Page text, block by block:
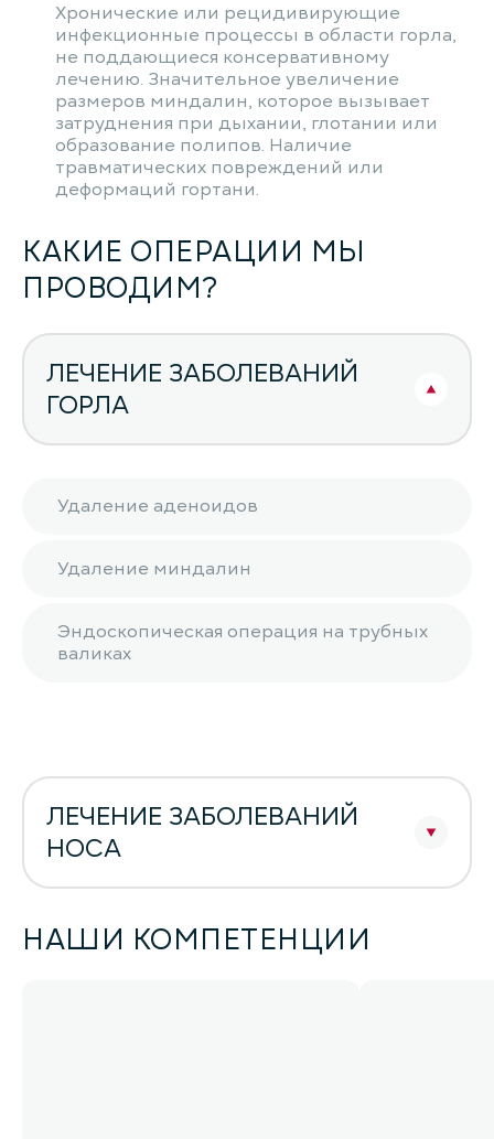
Хронические или рецидивирующие
инфекционные процессы в области горла,
не поддающиеся консервативному
лечению. Значительное увеличение
размеров миндалин, которое вызывает
затруднения при дыхании, глотании или
образование полипов. Наличие
травматических повреждений или
деформаций гортани.
КАКИЕ ОПЕРАЦИИ МЫ
ПРОВОДИМ?
ЛЕЧЕНИЕ ЗАБОЛЕВАНИЙ
ГОРЛА
Удаление аденоидов
Удаление миндалин
Эндоскопическая операция на трубных
валиках
ЛЕЧЕНИЕ ЗАБОЛЕВАНИЙ
НОСА
НАШИ КОМПЕТЕНЦИИ